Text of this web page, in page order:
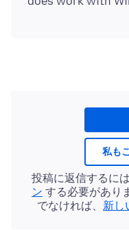
私も
投稿に返信するには
ン する必要があり
でなければ、 新し